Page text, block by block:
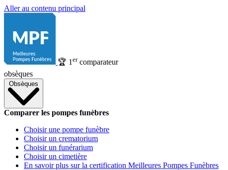
Aller au contenu principal
🏆 1 ercomparateur
obsèques
Obsèques
Comparer les pompes funèbres
Choisir une pompe funèbre
Choisir un crematorium
Choisir un funérarium
Choisir un cimetière
En savoir plus sur la certification Meilleures Pompes Funèbres